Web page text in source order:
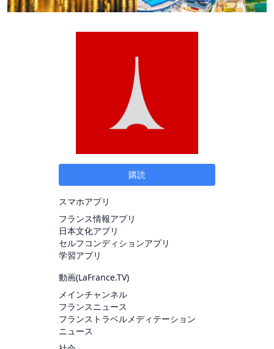
購読
スマホアプリ
フランス情報アプリ
日本文化アプリ
セルフコンディションアプリ
学習アプリ
動画(LaFrance.TV)
メインチャンネル
フランスニュース
フランストラベルメディテーション
ニュース